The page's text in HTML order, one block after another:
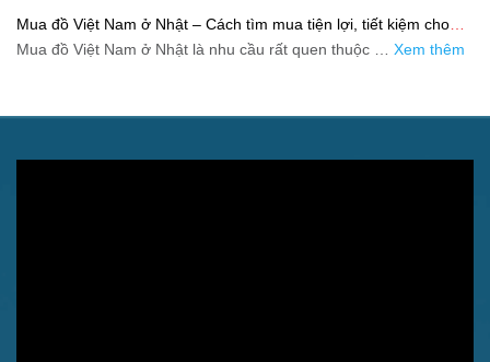
Mua đồ Việt Nam ở Nhật – Cách tìm mua tiện lợi, tiết kiệm cho
người xa quê
Mua đồ Việt Nam ở Nhật là nhu cầu rất quen thuộc … Xem thêm